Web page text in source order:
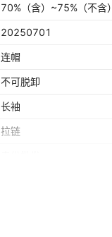
70%（含）~75%（不含）
20250701
连帽
不可脱卸
长袖
拉链